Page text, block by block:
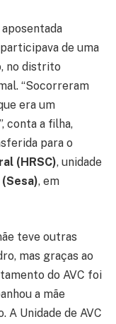
de uma
no distrito
“Socorreram
era um
”, conta a filha,
para o
(HRSC), unidade
, em
teve outras
mas graças ao
do AVC foi
a mãe
A Unidade de AVC